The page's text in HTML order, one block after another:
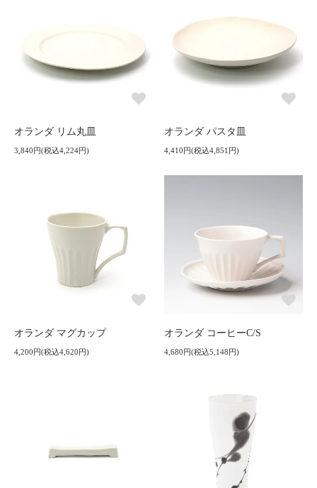
オランダ リム丸皿
3,840円(税込4,224円)
オランダ パスタ皿
4,410円(税込4,851円)
オランダ マグカップ
4,200円(税込4,620円)
オランダ コーヒーC/S
4,680円(税込5,148円)